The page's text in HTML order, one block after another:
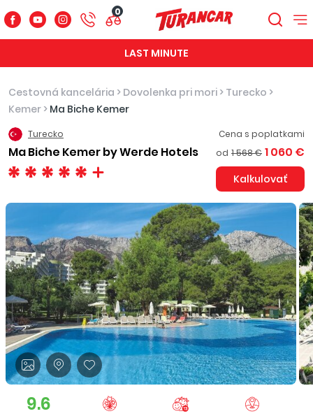
0
LAST MINUTE
Cestovná kancelária > Dovolenka pri mori > Turecko >
Kemer > Ma Biche Kemer
Turecko
Ma Biche Kemer by Werde Hotels
Cena s poplatkami
od 1 568 € 1 060 €
Kalkulovať
9.6